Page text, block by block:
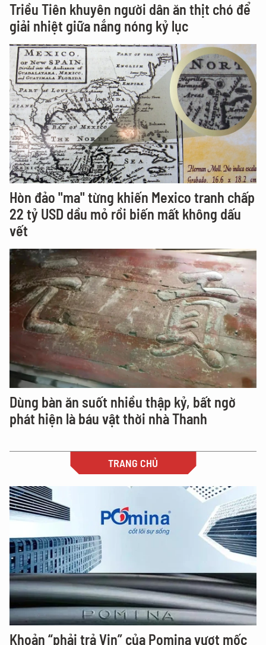
Triều Tiên khuyên người dân ăn thịt chó để
giải nhiệt giữa nắng nóng kỷ lục
Hòn đảo "ma" từng khiến Mexico tranh chấp
22 tỷ USD dầu mỏ rồi biến mất không dấu
vết
Dùng bàn ăn suốt nhiều thập kỷ, bất ngờ
phát hiện là báu vật thời nhà Thanh
TRANG CHỦ
Khoản “phải trả Vin” của Pomina vượt mốc